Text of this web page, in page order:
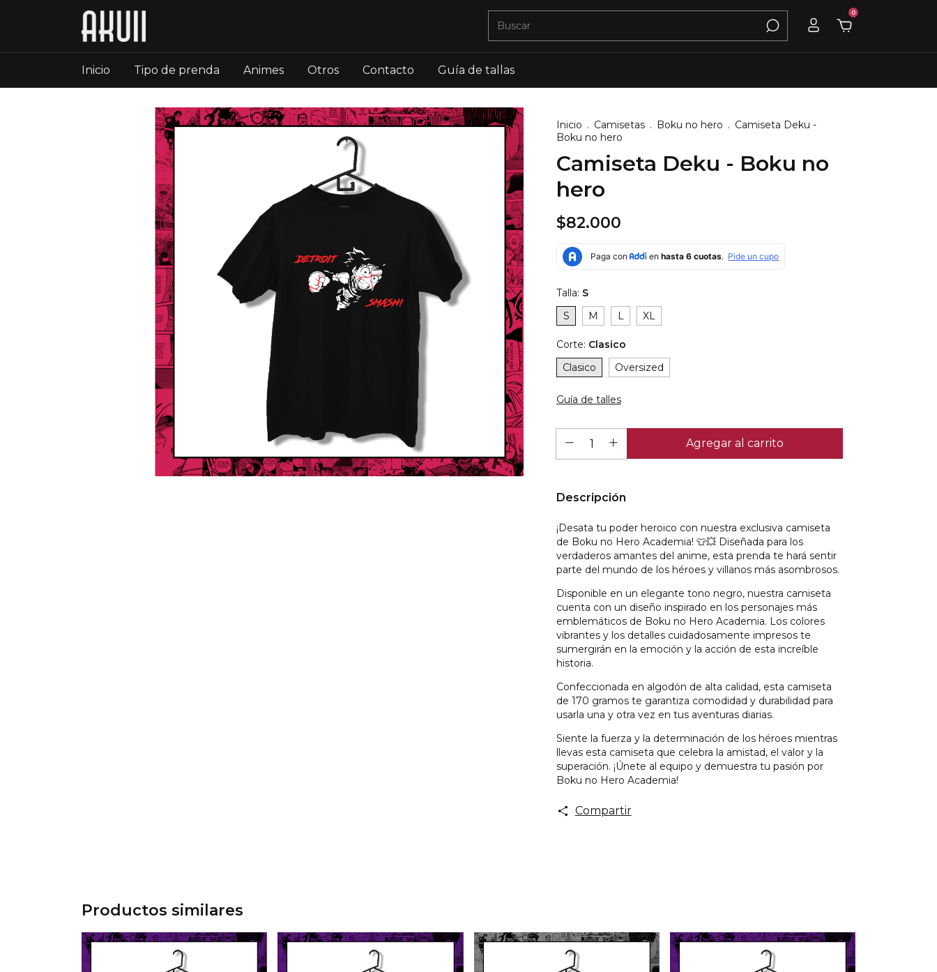
0
Inicio Tipo de prenda Animes Otros Contacto Guía de tallas
Inicio . Camisetas . Boku no hero . Camiseta Deku -
Boku no hero
Camiseta Deku - Boku no
hero
$82.000
Talla: S
S
M L XL
Corte: Clasico
Clasico
Oversized
Guía de talles
Descripción
¡Desata tu poder heroico con nuestra exclusiva camiseta
de Boku no Hero Academia! 👕💥 Diseñada para los
verdaderos amantes del anime, esta prenda te hará sentir
parte del mundo de los héroes y villanos más asombrosos.
Disponible en un elegante tono negro, nuestra camiseta
cuenta con un diseño inspirado en los personajes más
emblemáticos de Boku no Hero Academia. Los colores
vibrantes y los detalles cuidadosamente impresos te
sumergirán en la emoción y la acción de esta increíble
historia.
Confeccionada en algodón de alta calidad, esta camiseta
de 170 gramos te garantiza comodidad y durabilidad para
usarla una y otra vez en tus aventuras diarias.
Siente la fuerza y la determinación de los héroes mientras
llevas esta camiseta que celebra la amistad, el valor y la
superación. ¡Únete al equipo y demuestra tu pasión por
Boku no Hero Academia!
Compartir
Productos similares